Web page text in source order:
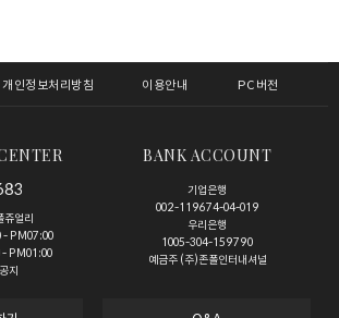
개인정보처리방침 이용안내 PC버전
얼리
- PM07:00
- PM01:00
지
BANK ACCOUNT
기업은행
002-119674-04-019
우리은행
1005-304-159790
예금주 (주)존폴인터내셔널